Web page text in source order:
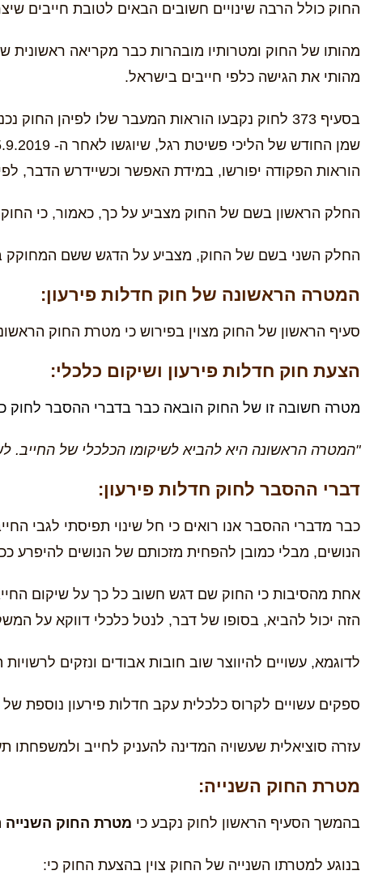
החוק כולל הרבה שינויים חשובים הבאים לטובת חייבים
מהותו של החוק ומטרותיו מובהרות כבר מקריאה ראשונית
מהותי את הגישה כלפי חייבים בישראל.
הוראות הפקודה יפורשו, במידת האפשר וכשיידרש הדבר, לפי רוח חוק חדלות
החלק הראשון בשם של החוק מצביע על כך, כאמור, כי החוק
החלק השני בשם של החוק, מצביע על הדגש ששם המחוקק
המטרה הראשונה של חוק חדלות פירעון:
סעיף הראשון של החוק מצוין בפירוש כי מטרת החוק
הצעת חוק חדלות פירעון ושיקום כלכלי:
מטרה חשובה זו של החוק הובאה כבר בדברי ההסבר לחוק
"המטרה הראשונה היא להביא לשיקומו הכלכלי של החייב.
דברי ההסבר לחוק חדלות פירעון:
כבר מדברי ההסבר אנו רואים כי חל שינוי תפיסתי לגבי
הנושים, מבלי כמובן להפחית מזכותם של הנושים להיפרע
אחת מהסיבות כי החוק שם דגש חשוב כל כך על שיקום
הזה יכול להביא, בסופו של דבר, לנטל כלכלי דווקא על
לדוגמא, עשויים להיווצר שוב חובות אבודים ונזקים
ספקים עשויים לקרוס כלכלית עקב חדלות פירעון נוספת
עזרה סוציאלית שעשויה המדינה להעניק לחייב ולמשפחתו
מטרת החוק השנייה:
בהמשך הסעיף הראשון לחוק נקבע כי מטרת החוק השנייה
בנוגע למטרתו השנייה של החוק צוין בהצעת החוק כי: